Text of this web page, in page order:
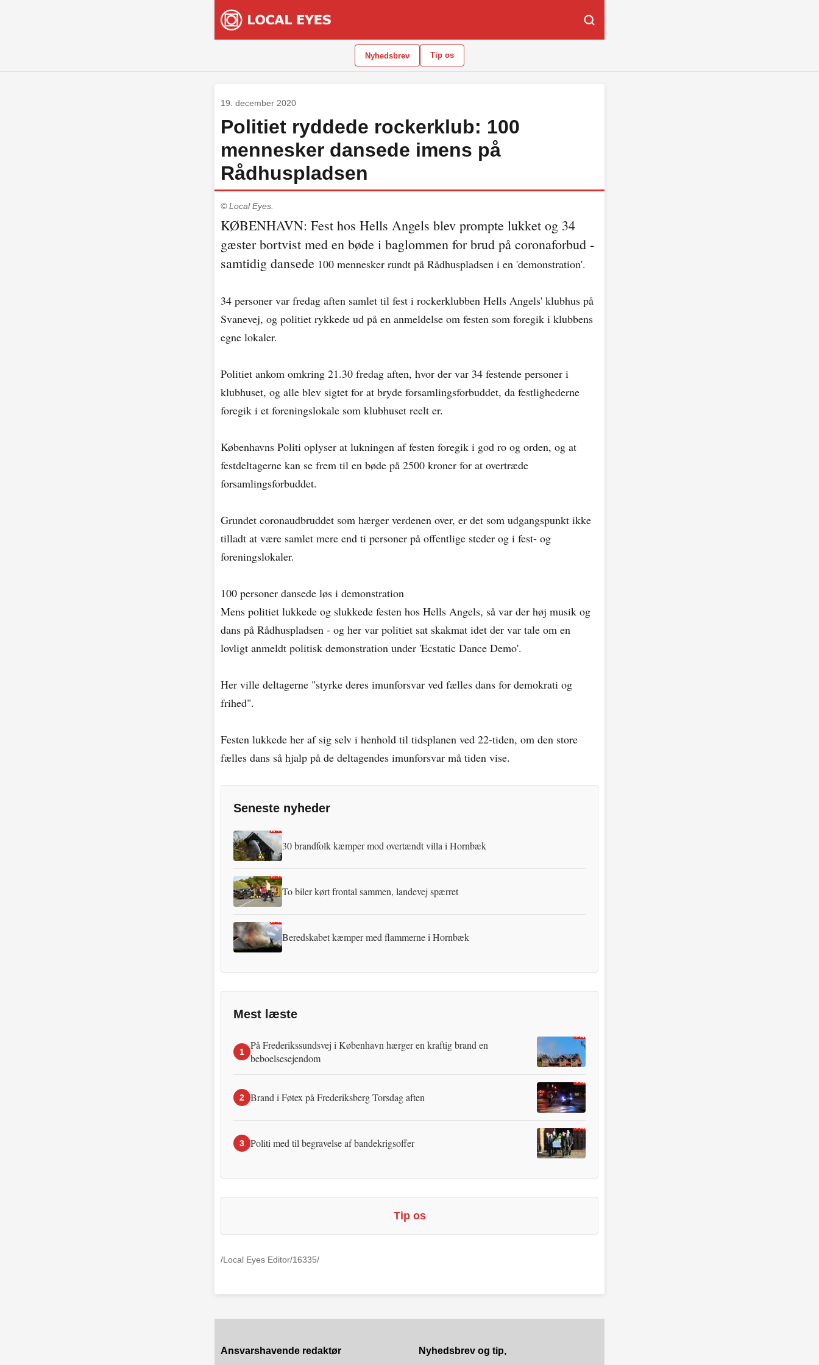
Nyhedsbrev Tip os
19. december 2020
Politiet ryddede rockerklub: 100
mennesker dansede imens på
Rådhuspladsen
© Local Eyes.
KØBENHAVN: Fest hos Hells Angels blev prompte lukket og 34
gæster bortvist med en bøde i baglommen for brud på coronaforbud -
samtidig dansede 100 mennesker rundt på Rådhuspladsen i en 'demonstration'.
34 personer var fredag aften samlet til fest i rockerklubben Hells Angels' klubhus på
Svanevej, og politiet rykkede ud på en anmeldelse om festen som foregik i klubbens
egne lokaler.
Politiet ankom omkring 21.30 fredag aften, hvor der var 34 festende personer i
klubhuset, og alle blev sigtet for at bryde forsamlingsforbuddet, da festlighederne
foregik i et foreningslokale som klubhuset reelt er.
Københavns Politi oplyser at lukningen af festen foregik i god ro og orden, og at
festdeltagerne kan se frem til en bøde på 2500 kroner for at overtræde
forsamlingsforbuddet.
Grundet coronaudbruddet som hærger verdenen over, er det som udgangspunkt ikke
tilladt at være samlet mere end ti personer på offentlige steder og i fest- og
foreningslokaler.
100 personer dansede løs i demonstration
Mens politiet lukkede og slukkede festen hos Hells Angels, så var der høj musik og
dans på Rådhuspladsen - og her var politiet sat skakmat idet der var tale om en
lovligt anmeldt politisk demonstration under 'Ecstatic Dance Demo'.
Her ville deltagerne "styrke deres imunforsvar ved fælles dans for demokrati og
frihed".
Festen lukkede her af sig selv i henhold til tidsplanen ved 22-tiden, om den store
fælles dans så hjalp på de deltagendes imunforsvar må tiden vise.
Seneste nyheder
30 brandfolk kæmper mod overtændt villa i Hornbæk
To biler kørt frontal sammen, landevej spærret
Beredskabet kæmper med flammerne i Hornbæk
Mest læste
1
På Frederikssundsvej i København hærger en kraftig brand en
beboelsesejendom
2 Brand i Føtex på Frederiksberg Torsdag aften
3 Politi med til begravelse af bandekrigsoffer
Tip os
/Local Eyes Editor/16335/
Ansvarshavende redaktør Nyhedsbrev og tip,